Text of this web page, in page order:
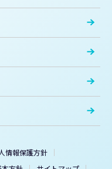
情報保護方針